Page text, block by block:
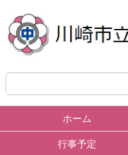
ホーム
行事予定